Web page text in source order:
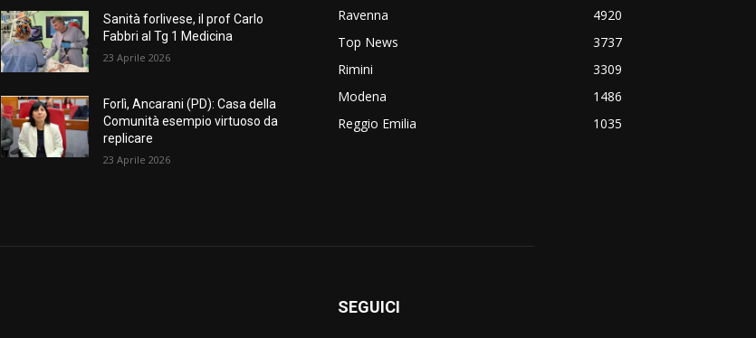
Sanità forlivese, il prof Carlo
Fabbri al Tg 1 Medicina
23 Aprile 2026
Forlì, Ancarani (PD): Casa della
Comunità esempio virtuoso da
replicare
23 Aprile 2026
Ravenna
4920
Top News
3737
Rimini
3309
Modena
1486
Reggio Emilia
1035
SEGUICI